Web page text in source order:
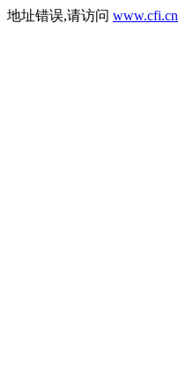
地址错误,请访问 www.cfi.cn